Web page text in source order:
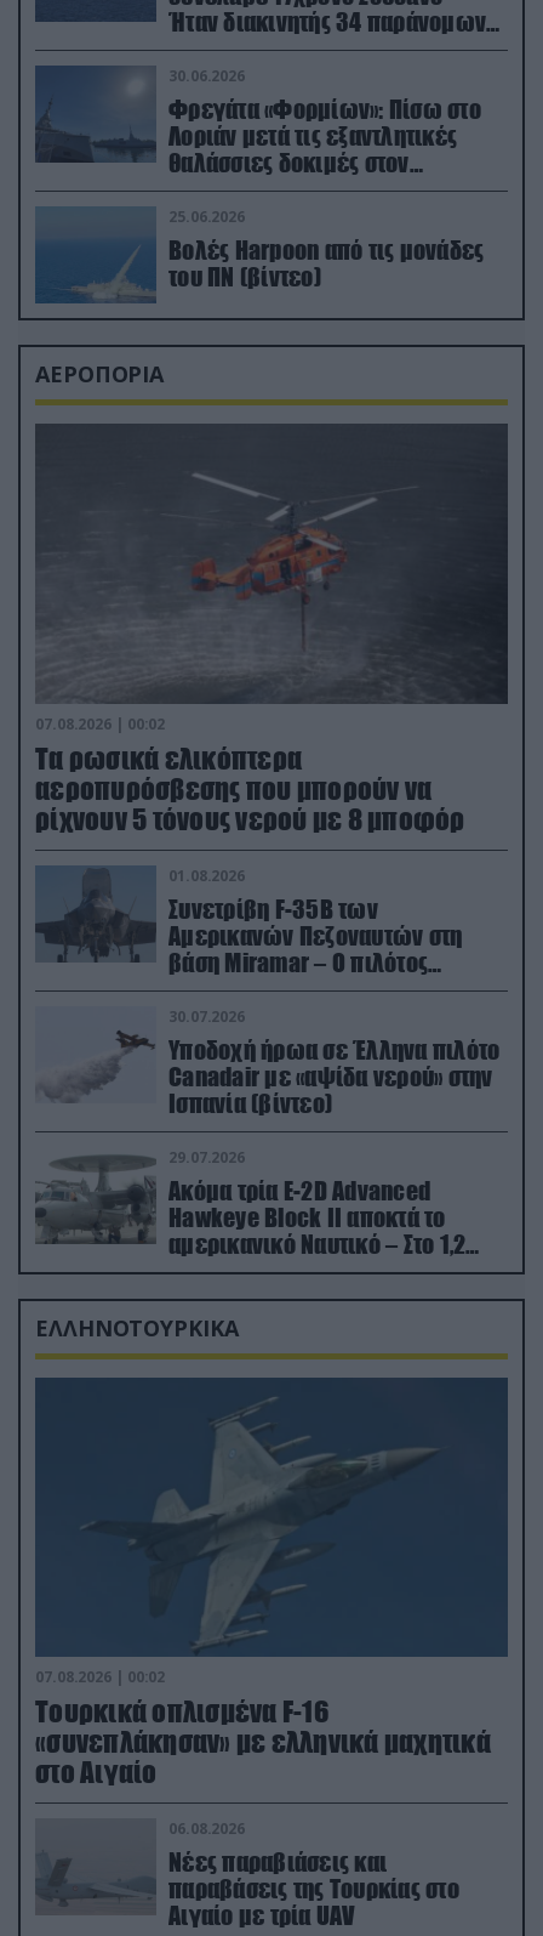
Ήταν διακινητής 34 παράνομων
μεταναστών
30.06.2026
Φρεγάτα «Φορμίων»: Πίσω στο
Λοριάν μετά τις εξαντλητικές
θαλάσσιες δοκιμές στον
απαιτητικό Βισκαϊκό
25.06.2026
Βολές Harpoon από τις μονάδες
του ΠΝ (βίντεο)
ΑΕΡΟΠΟΡΙΑ
07.08.2026 | 00:02
Τα ρωσικά ελικόπτερα
αεροπυρόσβεσης που μπορούν να
ρίχνουν 5 τόνους νερού με 8 μποφόρ
01.08.2026
Συνετρίβη F-35B των
Αμερικανών Πεζοναυτών στη
βάση Miramar – Ο πιλότος
εκτινάχθηκε εγκαίρως
30.07.2026
Υποδοχή ήρωα σε Έλληνα πιλότο
Canadair με «αψίδα νερού» στην
Ισπανία (βίντεο)
29.07.2026
Ακόμα τρία E-2D Advanced
Hawkeye Block II αποκτά το
αμερικανικό Ναυτικό – Στο 1,2
δισ.δολάρια το κόστος
ΕΛΛΗΝΟΤΟΥΡΚΙΚΑ
07.08.2026 | 00:02
Τουρκικά οπλισμένα F-16
«συνεπλάκησαν» με ελληνικά μαχητικά
στο Αιγαίο
06.08.2026
Νέες παραβιάσεις και
παραβάσεις της Τουρκίας στο
Αιγαίο με τρία UAV